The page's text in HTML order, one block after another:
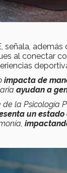
señala, además
al conectar
impacta de
ayudan a
de la Psicología
un estado